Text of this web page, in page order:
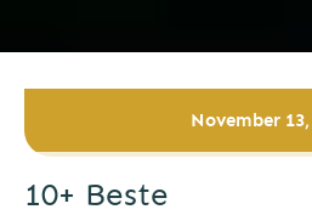
November 13,
10+ Beste